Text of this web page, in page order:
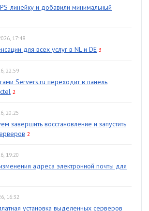
линейку и добавили минимальный
17:48
для всех услуг в NL и DE 3
22:59
Servers.ru переходит в панель
2
20:25
завершить восстановление и запустить
2
19:20
адреса электронной почты для
16:32
установка выделенных серверов